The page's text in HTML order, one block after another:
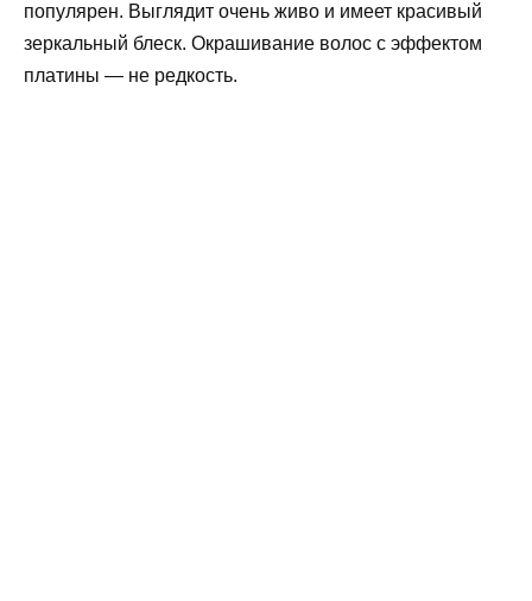
популярен. Выглядит очень живо и имеет красивый
зеркальный блеск. Окрашивание волос с эффектом
платины — не редкость.